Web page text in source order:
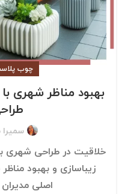
چوب
بهبود مناظر شهری
خلاقیت در طراحی شهری
زیباسازی و بهبود
اصلی